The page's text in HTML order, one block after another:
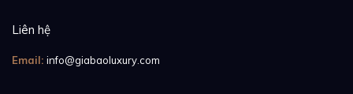
Liên hệ
Email: info@giabaoluxury.com